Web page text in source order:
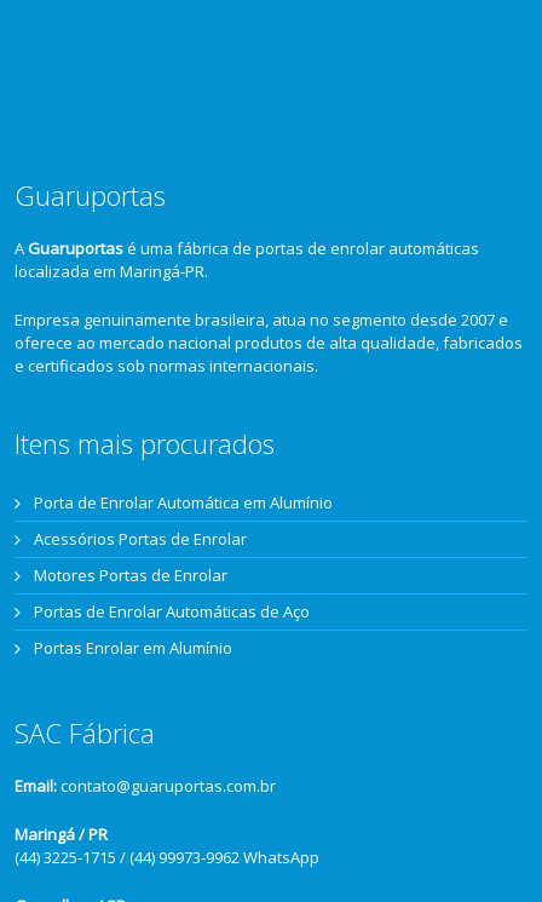
Guaruportas
AGuaruportasé uma fábrica de portas de enrolar automáticas
localizada em Maringá-PR.
Empresa genuinamente brasileira, atua no segmento desde 2007 e
oferece ao mercado nacional produtos de alta qualidade, fabricados
e certificados sob normas internacionais.
Itens mais procurados
Porta de Enrolar Automática em Alumínio
Acessórios Portas de Enrolar
Motores Portas de Enrolar
Portas de Enrolar Automáticas de Aço
Portas Enrolar em Alumínio
SAC Fábrica
Email:contato@guaruportas.com.br
Maringá / PR
(44) 3225-1715 / (44) 99973-9962 WhatsApp